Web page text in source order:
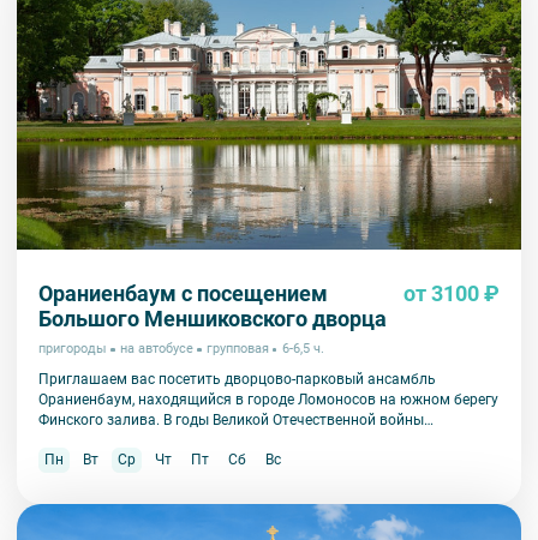
Ораниенбаум с посещением
Большого Меншиковского дворца
от 3100 ₽
пригороды на автобусе групповая 6-6,5 ч.
Приглашаем вас посетить дворцово-парковый ансамбль
Ораниенбаум, находящийся в городе Ломоносов на южном берегу
Финского залива. В годы Великой Отечественной войны
другие пригороды Петербурга и сохранил свою историческую
Пн Вт Ср Чт Пт Сб Вс